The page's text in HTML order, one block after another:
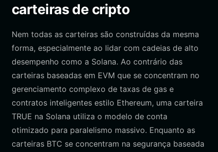
carteiras de cripto
Nem todas as carteiras são construídas da mesma
forma, especialmente ao lidar com cadeias de alto
desempenho como a Solana. Ao contrário das
carteiras baseadas em EVM que se concentram no
gerenciamento complexo de taxas de gas e
contratos inteligentes estilo Ethereum, uma carteira
TRUE na Solana utiliza o modelo de conta
otimizado para paralelismo massivo. Enquanto as
carteiras BTC se concentram na segurança baseada